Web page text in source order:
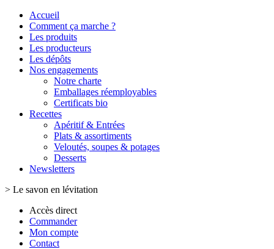
Accueil
Comment ça marche ?
Les produits
Les producteurs
Les dépôts
Nos engagements
Notre charte
Emballages réemployables
Certificats bio
Recettes
Apéritif & Entrées
Plats & assortiments
Veloutés, soupes & potages
Desserts
Newsletters
> Le savon en lévitation
Accès direct
Commander
Mon compte
Contact